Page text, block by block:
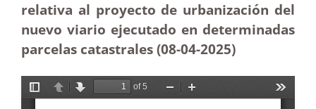
relativa al proyecto de urbanización del
nuevo viario ejecutado en determinadas
parcelas catastrales (08-04-2025)